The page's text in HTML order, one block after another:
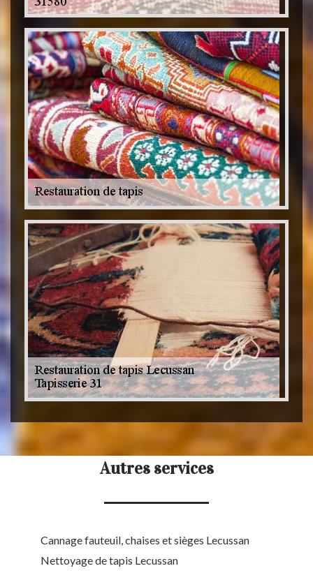
Autres services
Cannage fauteuil, chaises et sièges Lecussan
Nettoyage de tapis Lecussan